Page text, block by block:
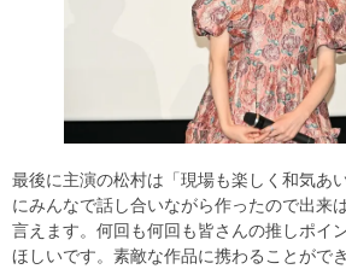
最後に主演の松村は「現場も楽しく和気あ
にみんなで話し合いながら作ったので出来
言えます。何回も何回も皆さんの推しポイ
ほしいです。素敵な作品に携わることがで